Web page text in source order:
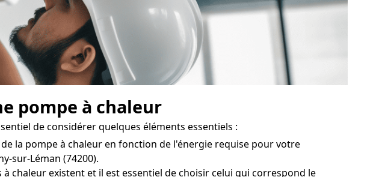
pompe à chaleur
de considérer quelques éléments essentiels :
la pompe à chaleur en fonction de l'énergie requise pour votre
sur-Léman (74200).
chaleur existent et il est essentiel de choisir celui qui correspond le